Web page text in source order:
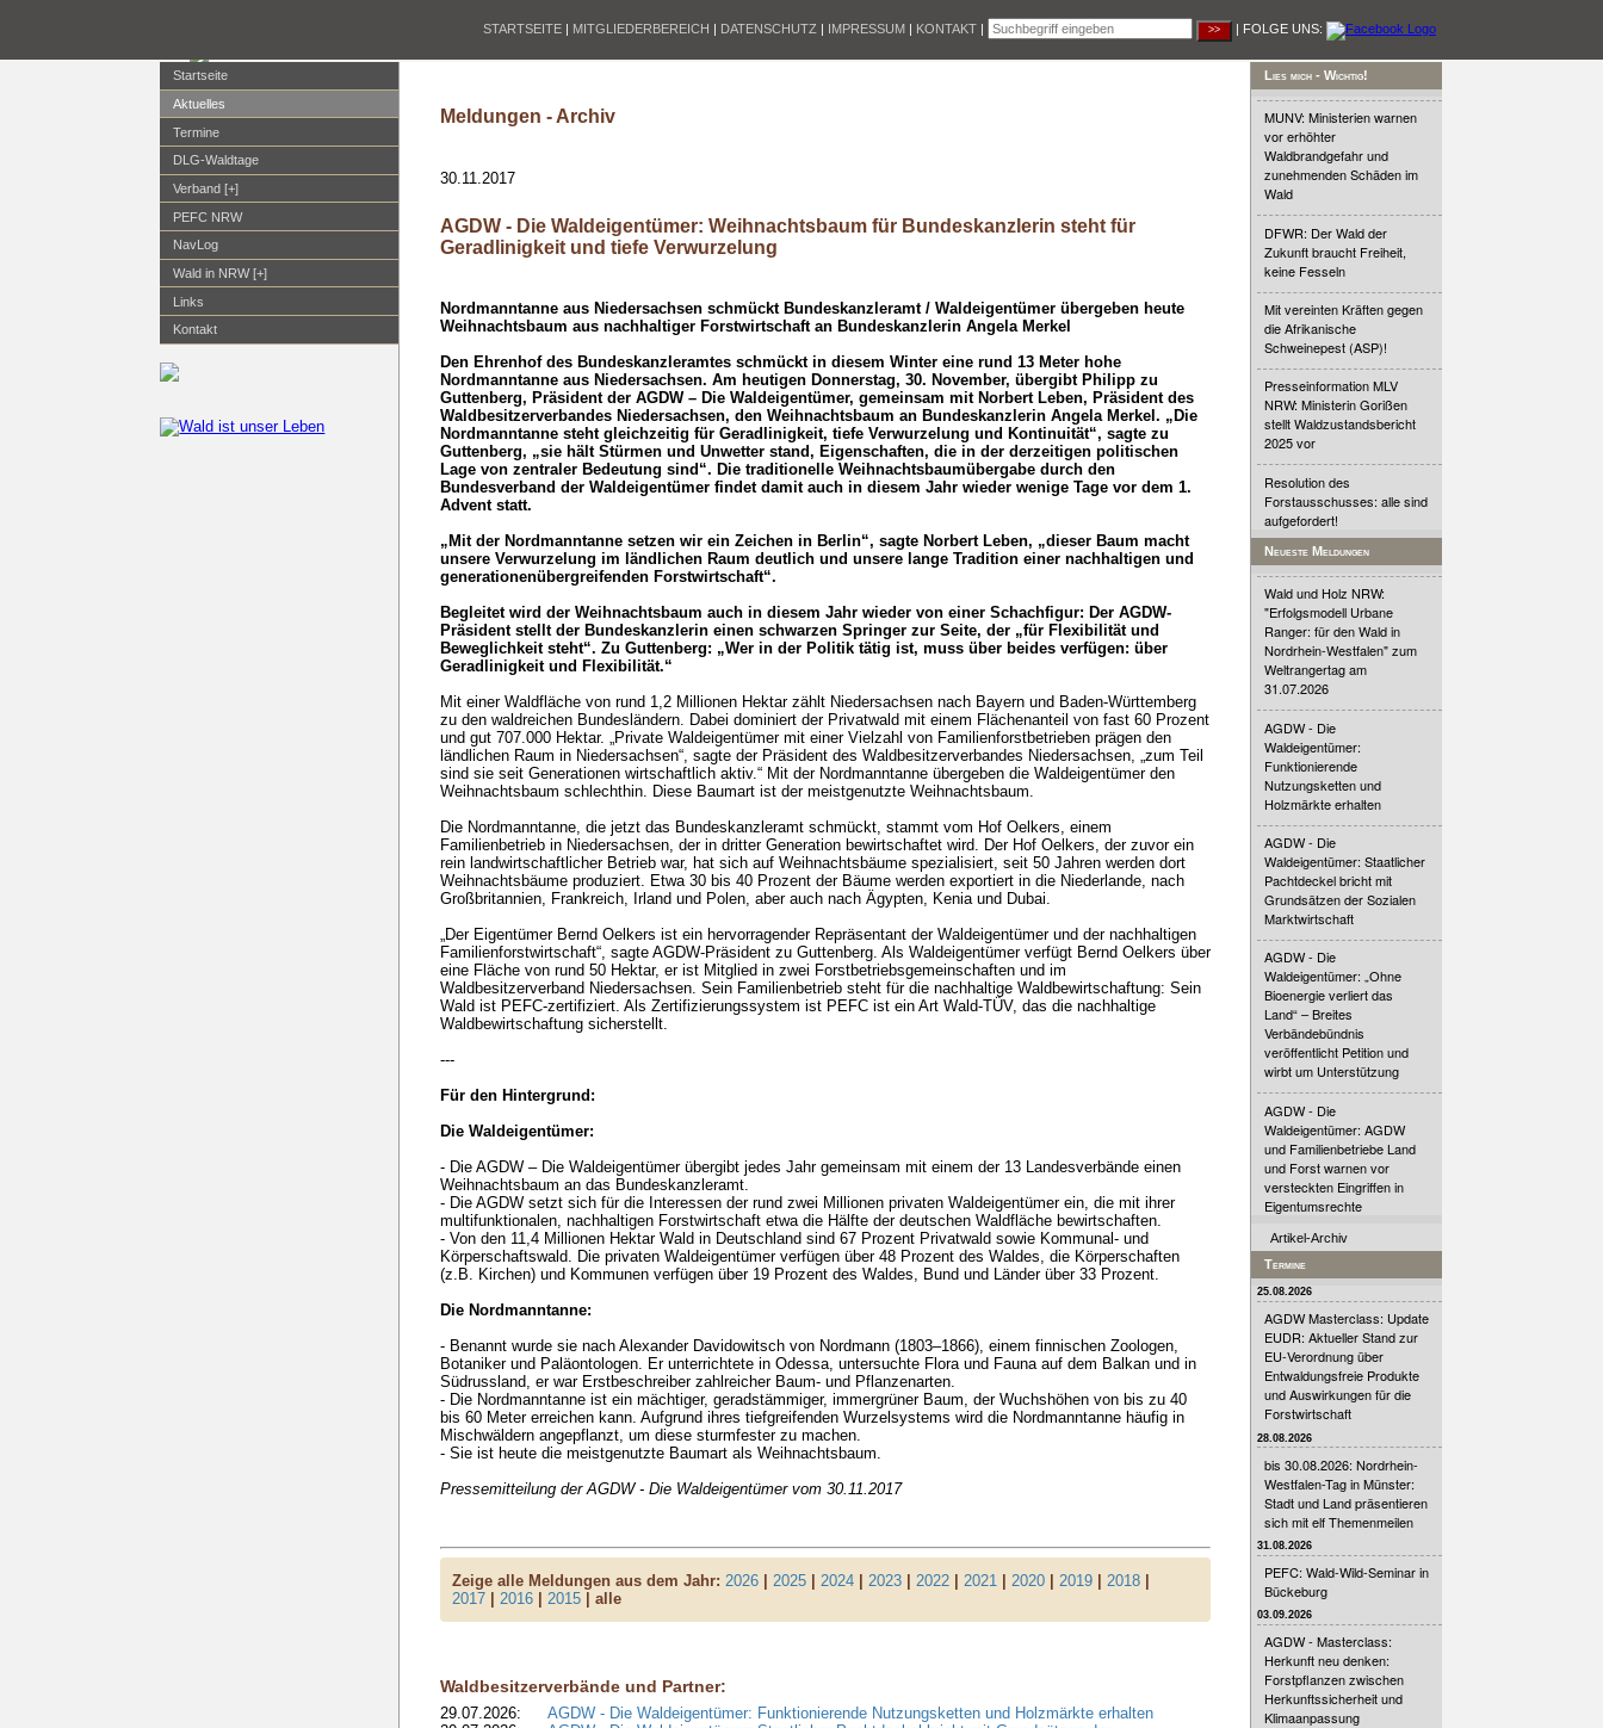
STARTSEITE | MITGLIEDERBEREICH | DATENSCHUTZ | IMPRESSUM | KONTAKT | | FOLGE UNS:
Startseite
Aktuelles
Termine
DLG-Waldtage
Verband [+]
PEFC NRW
NavLog
Wald in NRW [+]
Links
Kontakt
Meldungen - Archiv
30.11.2017
AGDW - Die Waldeigentümer: Weihnachtsbaum für Bundeskanzlerin steht für
Geradlinigkeit und tiefe Verwurzelung
Nordmanntanne aus Niedersachsen schmückt Bundeskanzleramt / Waldeigentümer übergeben heute
Weihnachtsbaum aus nachhaltiger Forstwirtschaft an Bundeskanzlerin Angela Merkel
Den Ehrenhof des Bundeskanzleramtes schmückt in diesem Winter eine rund 13 Meter hohe
Nordmanntanne aus Niedersachsen. Am heutigen Donnerstag, 30. November, übergibt Philipp zu
Guttenberg, Präsident der AGDW – Die Waldeigentümer, gemeinsam mit Norbert Leben, Präsident des
Waldbesitzerverbandes Niedersachsen, den Weihnachtsbaum an Bundeskanzlerin Angela Merkel. „Die
Nordmanntanne steht gleichzeitig für Geradlinigkeit, tiefe Verwurzelung und Kontinuität“, sagte zu
Guttenberg, „sie hält Stürmen und Unwetter stand, Eigenschaften, die in der derzeitigen politischen
Lage von zentraler Bedeutung sind“. Die traditionelle Weihnachtsbaumübergabe durch den
Bundesverband der Waldeigentümer findet damit auch in diesem Jahr wieder wenige Tage vor dem 1.
Advent statt.
„Mit der Nordmanntanne setzen wir ein Zeichen in Berlin“, sagte Norbert Leben, „dieser Baum macht
unsere Verwurzelung im ländlichen Raum deutlich und unsere lange Tradition einer nachhaltigen und
generationenübergreifenden Forstwirtschaft“.
Begleitet wird der Weihnachtsbaum auch in diesem Jahr wieder von einer Schachfigur: Der AGDW-
Präsident stellt der Bundeskanzlerin einen schwarzen Springer zur Seite, der „für Flexibilität und
Beweglichkeit steht“. Zu Guttenberg: „Wer in der Politik tätig ist, muss über beides verfügen: über
Geradlinigkeit und Flexibilität.“
Mit einer Waldfläche von rund 1,2 Millionen Hektar zählt Niedersachsen nach Bayern und Baden-Württemberg
zu den waldreichen Bundesländern. Dabei dominiert der Privatwald mit einem Flächenanteil von fast 60 Prozent
und gut 707.000 Hektar. „Private Waldeigentümer mit einer Vielzahl von Familienforstbetrieben prägen den
ländlichen Raum in Niedersachsen“, sagte der Präsident des Waldbesitzerverbandes Niedersachsen, „zum Teil
sind sie seit Generationen wirtschaftlich aktiv.“ Mit der Nordmanntanne übergeben die Waldeigentümer den
Weihnachtsbaum schlechthin. Diese Baumart ist der meistgenutzte Weihnachtsbaum.
Die Nordmanntanne, die jetzt das Bundeskanzleramt schmückt, stammt vom Hof Oelkers, einem
Familienbetrieb in Niedersachsen, der in dritter Generation bewirtschaftet wird. Der Hof Oelkers, der zuvor ein
rein landwirtschaftlicher Betrieb war, hat sich auf Weihnachtsbäume spezialisiert, seit 50 Jahren werden dort
Weihnachtsbäume produziert. Etwa 30 bis 40 Prozent der Bäume werden exportiert in die Niederlande, nach
Großbritannien, Frankreich, Irland und Polen, aber auch nach Ägypten, Kenia und Dubai.
„Der Eigentümer Bernd Oelkers ist ein hervorragender Repräsentant der Waldeigentümer und der nachhaltigen
Familienforstwirtschaft“, sagte AGDW-Präsident zu Guttenberg. Als Waldeigentümer verfügt Bernd Oelkers über
eine Fläche von rund 50 Hektar, er ist Mitglied in zwei Forstbetriebsgemeinschaften und im
Waldbesitzerverband Niedersachsen. Sein Familienbetrieb steht für die nachhaltige Waldbewirtschaftung: Sein
Wald ist PEFC-zertifiziert. Als Zertifizierungssystem ist PEFC ist ein Art Wald-TÜV, das die nachhaltige
Waldbewirtschaftung sicherstellt.
---
Für den Hintergrund:
Die Waldeigentümer:
- Die AGDW – Die Waldeigentümer übergibt jedes Jahr gemeinsam mit einem der 13 Landesverbände einen
Weihnachtsbaum an das Bundeskanzleramt.
- Die AGDW setzt sich für die Interessen der rund zwei Millionen privaten Waldeigentümer ein, die mit ihrer
multifunktionalen, nachhaltigen Forstwirtschaft etwa die Hälfte der deutschen Waldfläche bewirtschaften.
- Von den 11,4 Millionen Hektar Wald in Deutschland sind 67 Prozent Privatwald sowie Kommunal- und
Körperschaftswald. Die privaten Waldeigentümer verfügen über 48 Prozent des Waldes, die Körperschaften
(z.B. Kirchen) und Kommunen verfügen über 19 Prozent des Waldes, Bund und Länder über 33 Prozent.
Die Nordmanntanne:
- Benannt wurde sie nach Alexander Davidowitsch von Nordmann (1803–1866), einem finnischen Zoologen,
Botaniker und Paläontologen. Er unterrichtete in Odessa, untersuchte Flora und Fauna auf dem Balkan und in
Südrussland, er war Erstbeschreiber zahlreicher Baum- und Pflanzenarten.
- Die Nordmanntanne ist ein mächtiger, geradstämmiger, immergrüner Baum, der Wuchshöhen von bis zu 40
bis 60 Meter erreichen kann. Aufgrund ihres tiefgreifenden Wurzelsystems wird die Nordmanntanne häufig in
Mischwäldern angepflanzt, um diese sturmfester zu machen.
- Sie ist heute die meistgenutzte Baumart als Weihnachtsbaum.
Pressemitteilung der AGDW - Die Waldeigentümer vom 30.11.2017
Zeige alle Meldungen aus dem Jahr: 2026| 2025| 2024| 2023| 2022| 2021| 2020| 2019| 2018|
2017| 2016| 2015| alle
Waldbesitzerverbände und Partner:
29.07.2026:
AGDW - Die Waldeigentümer: Funktionierende Nutzungsketten und Holzmärkte erhalten
Lies mich - Wichtig!
MUNV: Ministerien warnen
vor erhöhter
Waldbrandgefahr und
zunehmenden Schäden im
Wald
DFWR: Der Wald der
Zukunft braucht Freiheit,
keine Fesseln
Mit vereinten Kräften gegen
die Afrikanische
Schweinepest (ASP)!
Presseinformation MLV
NRW: Ministerin Gorißen
stellt Waldzustandsbericht
2025 vor
Resolution des
Forstausschusses: alle sind
aufgefordert!
Neueste Meldungen
Wald und Holz NRW:
"Erfolgsmodell Urbane
Ranger: für den Wald in
Nordrhein-Westfalen" zum
Weltrangertag am
31.07.2026
AGDW - Die
Waldeigentümer:
Funktionierende
Nutzungsketten und
Holzmärkte erhalten
AGDW - Die
Waldeigentümer: Staatlicher
Pachtdeckel bricht mit
Grundsätzen der Sozialen
Marktwirtschaft
AGDW - Die
Waldeigentümer: „Ohne
Bioenergie verliert das
Land“ – Breites
Verbändebündnis
veröffentlicht Petition und
wirbt um Unterstützung
AGDW - Die
Waldeigentümer: AGDW
und Familienbetriebe Land
und Forst warnen vor
versteckten Eingriffen in
Eigentumsrechte
Artikel-Archiv
Termine
25.08.2026
AGDW Masterclass: Update
EUDR: Aktueller Stand zur
EU-Verordnung über
Entwaldungsfreie Produkte
und Auswirkungen für die
Forstwirtschaft
28.08.2026
bis 30.08.2026: Nordrhein-
Westfalen-Tag in Münster:
Stadt und Land präsentieren
sich mit elf Themenmeilen
31.08.2026
PEFC: Wald-Wild-Seminar in
Bückeburg
03.09.2026
AGDW - Masterclass:
Herkunft neu denken:
Forstpflanzen zwischen
Herkunftssicherheit und
Klimaanpassung